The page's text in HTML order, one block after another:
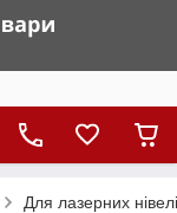
Для лазерних